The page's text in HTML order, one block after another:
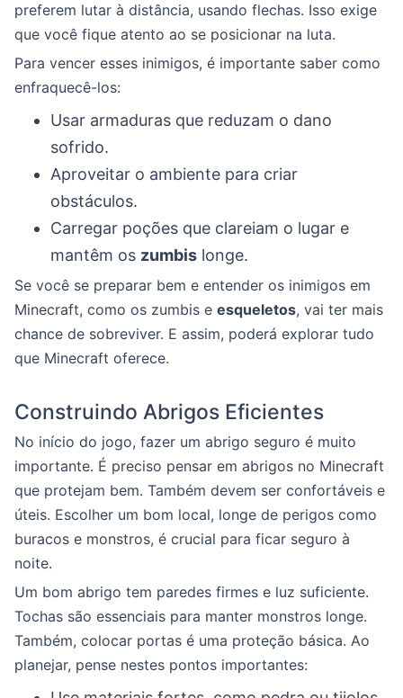
preferem lutar à distância, usando flechas. Isso exige
que você fique atento ao se posicionar na luta.
Para vencer esses inimigos, é importante saber como
enfraquecê-los:
Usar armaduras que reduzam o dano
sofrido.
Aproveitar o ambiente para criar
obstáculos.
Carregar poções que clareiam o lugar e
mantêm os zumbis longe.
Se você se preparar bem e entender os inimigos em
Minecraft, como os zumbis e esqueletos, vai ter mais
chance de sobreviver. E assim, poderá explorar tudo
que Minecraft oferece.
Construindo Abrigos Eficientes
No início do jogo, fazer um abrigo seguro é muito
importante. É preciso pensar em abrigos no Minecraft
que protejam bem. Também devem ser confortáveis e
úteis. Escolher um bom local, longe de perigos como
buracos e monstros, é crucial para ficar seguro à
noite.
Um bom abrigo tem paredes firmes e luz suficiente.
Tochas são essenciais para manter monstros longe.
Também, colocar portas é uma proteção básica. Ao
planejar, pense nestes pontos importantes: